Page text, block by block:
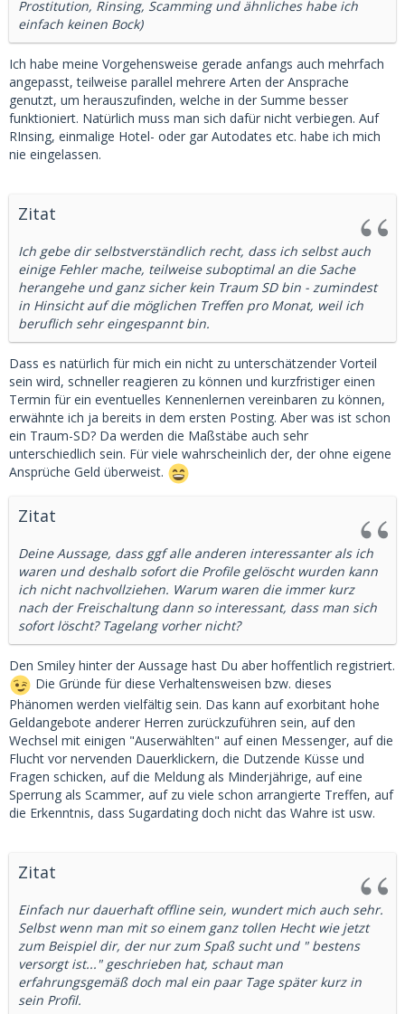
Prostitution, Rinsing, Scamming und ähnliches habe ich
einfach keinen Bock)
Ich habe meine Vorgehensweise gerade anfangs auch mehrfach
angepasst, teilweise parallel mehrere Arten der Ansprache
genutzt, um herauszufinden, welche in der Summe besser
funktioniert. Natürlich muss man sich dafür nicht verbiegen. Auf
RInsing, einmalige Hotel- oder gar Autodates etc. habe ich mich
nie eingelassen.
Zitat
Ich gebe dir selbstverständlich recht, dass ich selbst auch
einige Fehler mache, teilweise suboptimal an die Sache
herangehe und ganz sicher kein Traum SD bin - zumindest
in Hinsicht auf die möglichen Treffen pro Monat, weil ich
beruflich sehr eingespannt bin.
Dass es natürlich für mich ein nicht zu unterschätzender Vorteil
sein wird, schneller reagieren zu können und kurzfristiger einen
Termin für ein eventuelles Kennenlernen vereinbaren zu können,
erwähnte ich ja bereits in dem ersten Posting. Aber was ist schon
ein Traum-SD? Da werden die Maßstäbe auch sehr
unterschiedlich sein. Für viele wahrscheinlich der, der ohne eigene
Ansprüche Geld überweist.
Zitat
Deine Aussage, dass ggf alle anderen interessanter als ich
waren und deshalb sofort die Profile gelöscht wurden kann
ich nicht nachvollziehen. Warum waren die immer kurz
nach der Freischaltung dann so interessant, dass man sich
sofort löscht? Tagelang vorher nicht?
Den Smiley hinter der Aussage hast Du aber hoffentlich registriert.
Die Gründe für diese Verhaltensweisen bzw. dieses
Phänomen werden vielfältig sein. Das kann auf exorbitant hohe
Geldangebote anderer Herren zurückzuführen sein, auf den
Wechsel mit einigen "Auserwählten" auf einen Messenger, auf die
Flucht vor nervenden Dauerklickern, die Dutzende Küsse und
Fragen schicken, auf die Meldung als Minderjährige, auf eine
Sperrung als Scammer, auf zu viele schon arrangierte Treffen, auf
die Erkenntnis, dass Sugardating doch nicht das Wahre ist usw.
Zitat
Einfach nur dauerhaft offline sein, wundert mich auch sehr.
Selbst wenn man mit so einem ganz tollen Hecht wie jetzt
zum Beispiel dir, der nur zum Spaß sucht und " bestens
versorgt ist..." geschrieben hat, schaut man
erfahrungsgemäß doch mal ein paar Tage später kurz in
sein Profil.